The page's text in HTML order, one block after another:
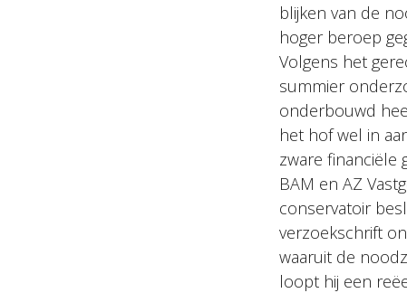
blijken van de
hoger beroep
Volgens het
summier
onderbouwd
het hof wel in
zware financiële
BAM en AZ
conservatoir
verzoekschrift
waaruit de
loopt hij een